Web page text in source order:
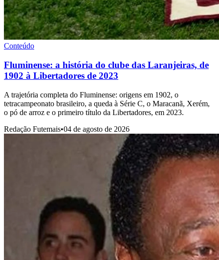
Conteúdo
Fluminense: a história do clube das Laranjeiras, de
1902 à Libertadores de 2023
A trajetória completa do Fluminense: origens em 1902, o
tetracampeonato brasileiro, a queda à Série C, o Maracanã, Xerém,
o pó de arroz e o primeiro título da Libertadores, em 2023.
Redação Futemais•04 de agosto de 2026